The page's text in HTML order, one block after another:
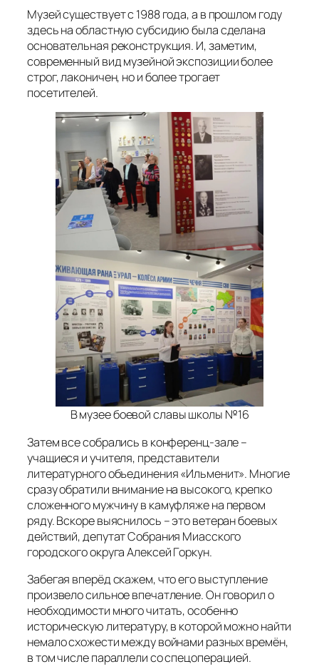
Музей существует с 1988 года, а в прошлом году
здесь на областную субсидию была сделана
основательная реконструкция. И, заметим,
современный вид музейной экспозиции более
строг, лаконичен, но и более трогает
посетителей.
В музее боевой славы школы №16
Затем все собрались в конференц-зале –
учащиеся и учителя, представители
литературного объединения «Ильменит». Многие
сразу обратили внимание на высокого, крепко
сложенного мужчину в камуфляже на первом
ряду. Вскоре выяснилось – это ветеран боевых
действий, депутат Собрания Миасского
городского округа Алексей Горкун.
Забегая вперёд скажем, что его выступление
произвело сильное впечатление. Он говорил о
необходимости много читать, особенно
историческую литературу, в которой можно найти
немало схожести между войнами разных времён,
в том числе параллели со спецоперацией.